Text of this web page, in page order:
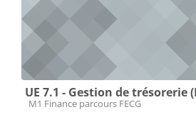
UE 7.1 - Gestion de trésorerie
Catégorie de cours
M1 Finance parcours FECG